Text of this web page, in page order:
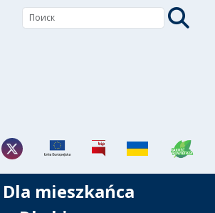
Dla mieszkańca